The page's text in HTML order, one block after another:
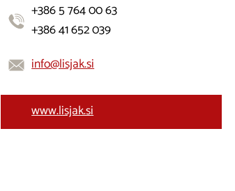
+386 5 764 00 63
+386 41 652 039
info@lisjak.si
www.lisjak.si